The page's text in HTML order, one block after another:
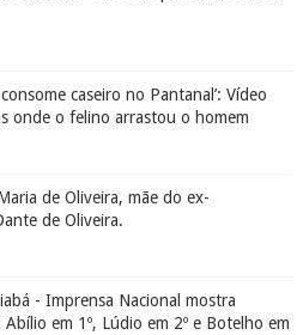
caseiro no Pantanal’: Vídeo
onde o felino arrastou o homem
de Oliveira, mãe do ex-
de Oliveira.
- Imprensa Nacional mostra
Abílio em 1º, Lúdio em 2º e Botelho em